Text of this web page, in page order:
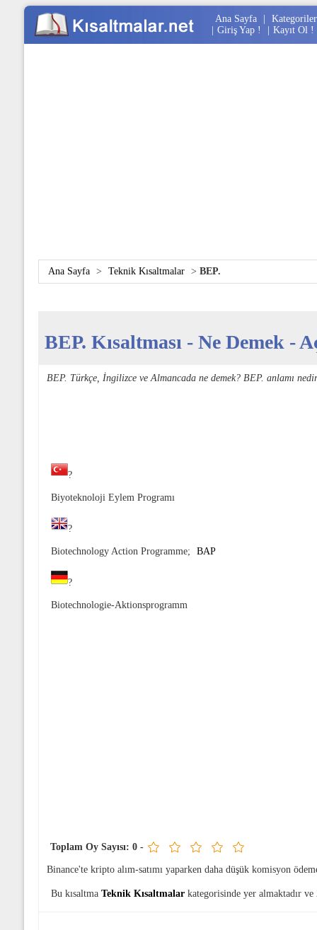
Ana Sayfa
Kategoriler
Giriş Yap ! Kayıt Ol !
Ana Sayfa > Teknik Kısaltmalar > BEP.
BEP. Kısaltması - Ne Demek -
BEP. Türkçe, İngilizce ve Almancada ne demek? BEP. anlamı
?
Biyoteknoloji Eylem Programı
?
Biotechnology Action Programme; BAP
?
Biotechnologie-Aktionsprogramm
Toplam Oy Sayısı: 0-
Binance'te kripto alım-satımı yaparken daha düşük komisyon
Bu kısaltma Teknik Kısaltmalar kategorisinde yer almaktadır